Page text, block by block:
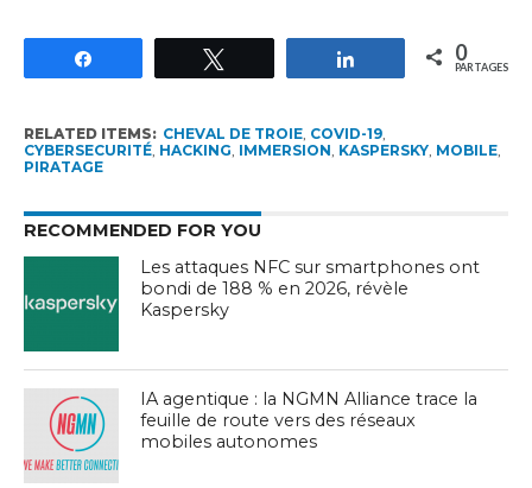
Partagez 0
PARTAGES
RELATED ITEMS: CHEVAL DE TROIE, COVID-19,
CYBERSECURITÉ, HACKING IMMERSION KASPERSKY, MOBILE,
PIRATAGE
RECOMMENDED FOR YOU
Les attaques NFC sur smartphones ont
bondi de 188 % en 2026, révèle
Kaspersky
IA agentique : la NGMN Alliance trace la
feuille de route vers des réseaux
mobiles autonomes